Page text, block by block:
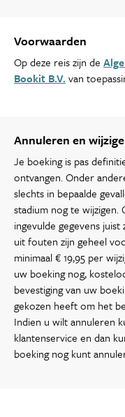
Voorwaarden
Op deze reis zijn de
Bookit B.V. van
Annuleren en
Je boeking is pas
ontvangen. Onder
slechts in bepaalde
stadium nog te
ingevulde gegevens
uit fouten zijn geheel
minimaal € 19,95 per
uw boeking nog,
bevestiging van uw
gekozen heeft om het
Indien u wilt annuleren
klantenservice en dan
boeking nog kunt